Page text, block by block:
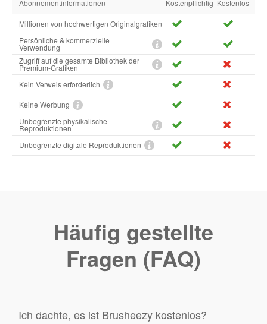
Abonnementinformationen Kostenpflichtig Kostenlos
Millionen von hochwertigen Originalgrafiken
Persönliche & kommerzielle
Verwendung
Zugriff auf die gesamte Bibliothek der
Premium-Grafiken
Kein Verweis erforderlich
Keine Werbung
Unbegrenzte physikalische
Reproduktionen
Unbegrenzte digitale Reproduktionen
Häufig gestellte
Fragen (FAQ)
Ich dachte, es ist Brusheezy kostenlos?